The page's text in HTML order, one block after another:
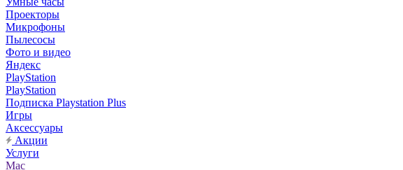
Проекторы
Микрофоны
Пылесосы
Фото и видео
Яндекс
PlayStation
PlayStation
Подписка Playstation Plus
Игры
Аксессуары
Акции
Услуги
Mac